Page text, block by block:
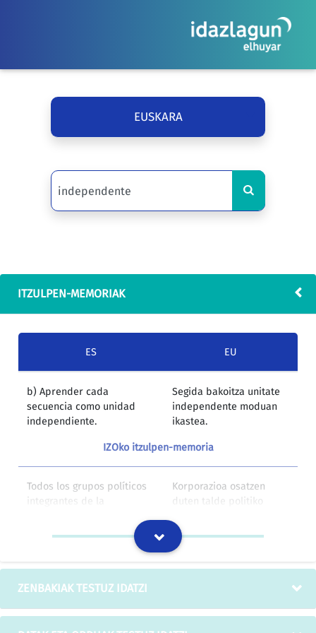
EUSKARA
ITZULPEN-MEMORIAK
ES EU
b) Aprender cada
secuencia como unidad
independiente.
Segida bakoitza unitate
independente moduan
ikastea.
IZOko itzulpen-memoria
Todos los grupos políticos
integrantes de la
aquellos casos en que el
Alcalde sea independiente.
Korporazioa osatzen
duten talde politiko
independentea den
kasuetan bakarrik.
IZOko itzulpen-memoria
Independientes. Independenteak dira.
ZENBAKIAK TESTUZ IDATZI